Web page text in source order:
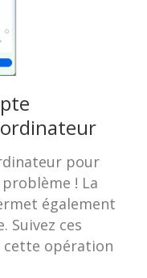
pour
! La
également
Suivez ces
opération